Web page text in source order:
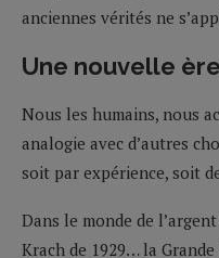
anciennes vérités ne
Une nouvelle
Nous les humains, nous
analogie avec d’autres
soit par expérience, soit
Dans le monde de
Krach de 1929… la